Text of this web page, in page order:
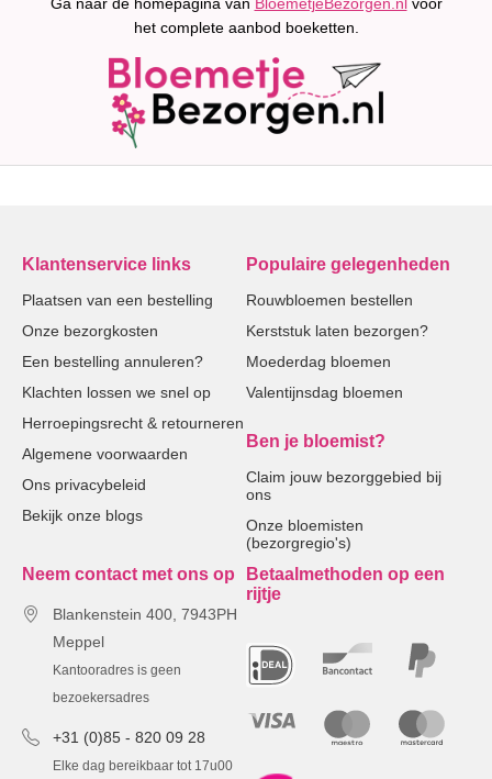
het complete aanbod boeketten.
Klantenservice links
Plaatsen van een bestelling
Onze bezorgkosten
Een bestelling annuleren?
Klachten lossen we snel op
Herroepingsrecht & retourneren
Algemene voorwaarden
Ons privacybeleid
Bekijk onze blogs
Populaire gelegenheden
Rouwbloemen bestellen
Kerststuk laten bezorgen?
Moederdag bloemen
Valentijnsdag bloemen
Ben je bloemist?
Claim jouw bezorggebied bij
ons
Onze bloemisten
(bezorgregio's)
Neem contact met ons op
Blankenstein 400, 7943PH
Meppel
Kantooradres is geen
bezoekersadres
+31 (0)85 - 820 09 28
Elke dag bereikbaar tot 17u00
Betaalmethoden op een
rijtje